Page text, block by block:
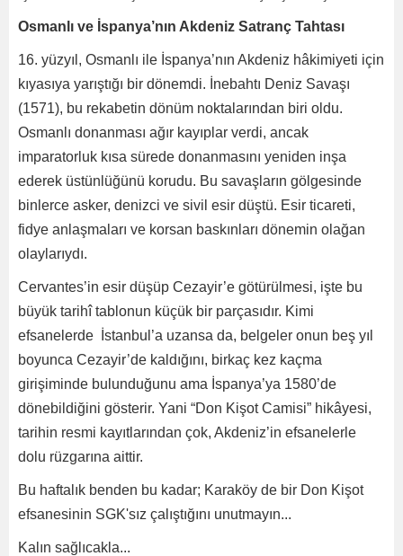
Osmanlı ve İspanya’nın Akdeniz Satranç Tahtası
16. yüzyıl, Osmanlı ile İspanya’nın Akdeniz hâkimiyeti için
kıyasıya yarıştığı bir dönemdi. İnebahtı Deniz Savaşı
(1571), bu rekabetin dönüm noktalarından biri oldu.
Osmanlı donanması ağır kayıplar verdi, ancak
imparatorluk kısa sürede donanmasını yeniden inşa
ederek üstünlüğünü korudu. Bu savaşların gölgesinde
binlerce asker, denizci ve sivil esir düştü. Esir ticareti,
fidye anlaşmaları ve korsan baskınları dönemin olağan
olaylarıydı.
Cervantes’in esir düşüp Cezayir’e götürülmesi, işte bu
büyük tarihî tablonun küçük bir parçasıdır. Kimi
efsanelerde İstanbul’a uzansa da, belgeler onun beş yıl
boyunca Cezayir’de kaldığını, birkaç kez kaçma
girişiminde bulunduğunu ama İspanya’ya 1580’de
dönebildiğini gösterir. Yani “Don Kişot Camisi” hikâyesi,
tarihin resmi kayıtlarından çok, Akdeniz’in efsanelerle
dolu rüzgarına aittir.
Bu haftalık benden bu kadar; Karaköy de bir Don Kişot
efsanesinin SGK'sız çalıştığını unutmayın...
Kalın sağlıcakla...